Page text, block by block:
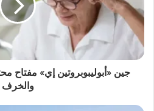
جين «أبوليبوبروتين إي» مفتاح
والخرف